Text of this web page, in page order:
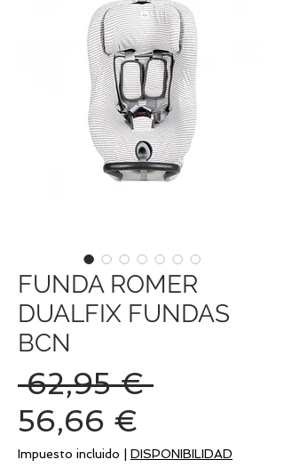
FUNDA ROMER
DUALFIX FUNDAS
BCN
62,95 € Precio
56,66 €
de
Impuesto incluido DISPONIBILIDAD